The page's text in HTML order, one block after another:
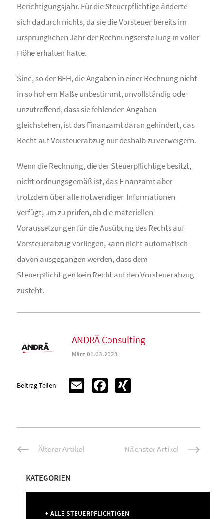
Berichtigungsjahr. Für die Steuerpflichtige änderte
sich dadurch nichts, da sie die Vorsteuer bereits im
ursprünglichen Jahr der Rechnungserstellung in voller
Höhe erhalten hatte.
Sind, so der BFH, die Angaben in einer Rechnung nicht
in so hohem Maße unbestimmt, unvollständig oder
unzutreffend, dass sie fehlenden Angaben
gleichstehen, ist das Finanzamt daran gehindert, das
Recht auf Vorsteuerabzug nur deshalb zu verweigern.
Wenn die Rechnung, die der Steuerpflichtige besitzt,
nicht ordnungsgemäß ist, das Finanzamt aber
trotzdem über alle notwendigen Informationen
verfügt, um zu prüfen, ob die materiellen
Voraussetzungen für die Ausübung des Rechts auf
Vorsteuerabzug vorliegen, kann nicht automatisch
davon ausgegangen werden, dass dem
Steuerpflichtigen kein Recht auf den Vorsteuerabzug
zusteht.
ANDRÄ Consulting
März 01.03.2023
Beitrag Teilen Email Facebook
Beitrags-Älterer Artikel Nächster Artikel
KATEGORIEN
ALLE STEUERPFLICHTIGEN